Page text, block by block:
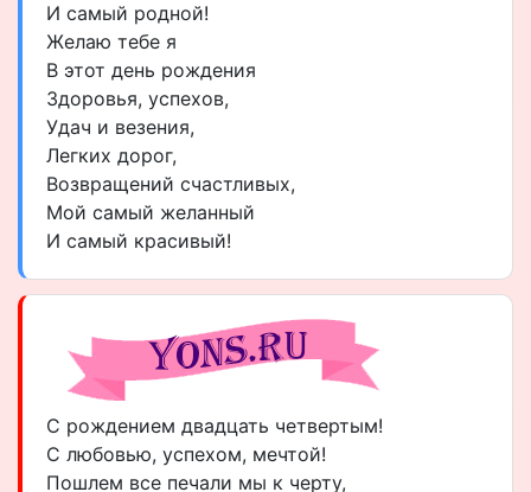
И самый родной!
Желаю тебе я
В этот день рождения
Здоровья, успехов,
Удач и везения,
Легких дорог,
Возвращений счастливых,
Мой самый желанный
И самый красивый!
С рождением двадцать четвертым!
С любовью, успехом, мечтой!
Пошлем все печали мы к черту,